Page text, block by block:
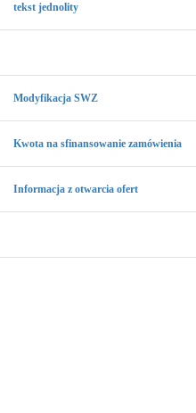
tekst jednolity
Modyfikacja SWZ
Kwota na sfinansowanie zamówienia
Informacja z otwarcia ofert